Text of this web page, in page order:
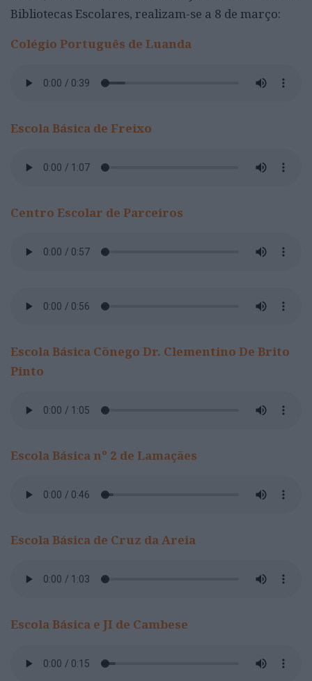
Bibliotecas Escolares, realizam-se a 8 de março:
Colégio Português de Luanda
Escola Básica de Freixo
Centro Escolar de Parceiros
Escola Básica Cõnego Dr. Clementino De Brito
Pinto
Escola Básica nº 2 de Lamaçães
Escola Básica de Cruz da Areia
Escola Básica e JI de Cambese